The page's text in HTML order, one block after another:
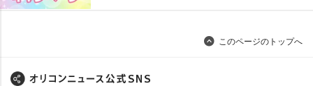
このページのトップへ